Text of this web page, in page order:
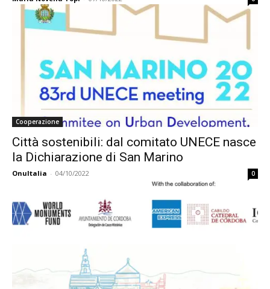
Cooperazione
Città sostenibili: dal comitato UNECE nasce
la Dichiarazione di San Marino
OnuItalia - 04/10/2022 0